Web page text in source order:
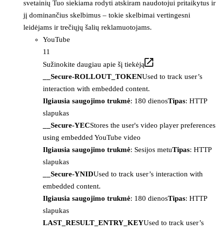
svetainių Tuo siekiama rodyti atskiram naudotojui pritaikytus ir
jį dominančius skelbimus – tokie skelbimai vertingesni
leidėjams ir trečiųjų šalių reklamuotojams.
YouTube
11
Sužinokite daugiau apie šį tiekėją
__Secure-ROLLOUT_TOKENUsed to track user’s
interaction with embedded content.
Ilgiausia saugojimo trukmė: 180 dienosTipas: HTTP
slapukas
__Secure-YECStores the user's video player preferences
using embedded YouTube video
Ilgiausia saugojimo trukmė: Sesijos metuTipas: HTTP
slapukas
__Secure-YNIDUsed to track user’s interaction with
embedded content.
Ilgiausia saugojimo trukmė: 180 dienosTipas: HTTP
slapukas
LAST_RESULT_ENTRY_KEYUsed to track user’s